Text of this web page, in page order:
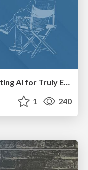
The Director’s Chair: Orchestrating AI for Truly Effective Learning
1 240